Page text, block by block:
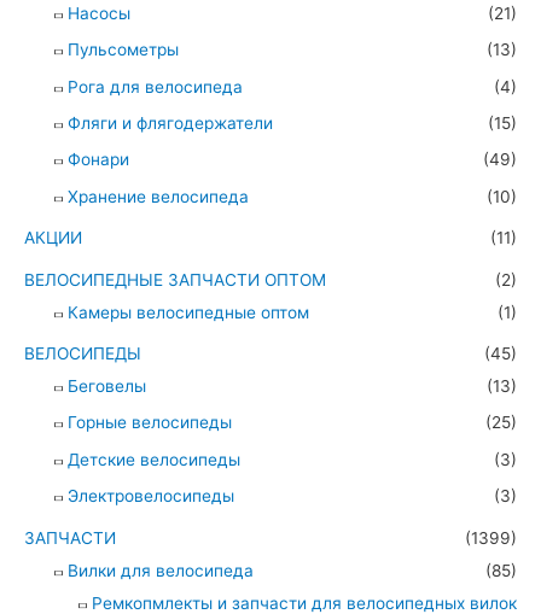
Насосы
(21)
Пульсометры
(13)
Рога для велосипеда
(4)
Фляги и флягодержатели
(15)
Фонари
(49)
Хранение велосипеда
(10)
АКЦИИ (11)
ВЕЛОСИПЕДНЫЕ ЗАПЧАСТИ ОПТОМ
(2)
Камеры велосипедные оптом
(1)
ВЕЛОСИПЕДЫ
(45)
Беговелы
(13)
Горные велосипеды
(25)
Детские велосипеды
(3)
Электровелосипеды
(3)
ЗАПЧАСТИ
(1399)
Вилки для велосипеда
(85)
Ремкопмлекты и запчасти для велосипедных вилок